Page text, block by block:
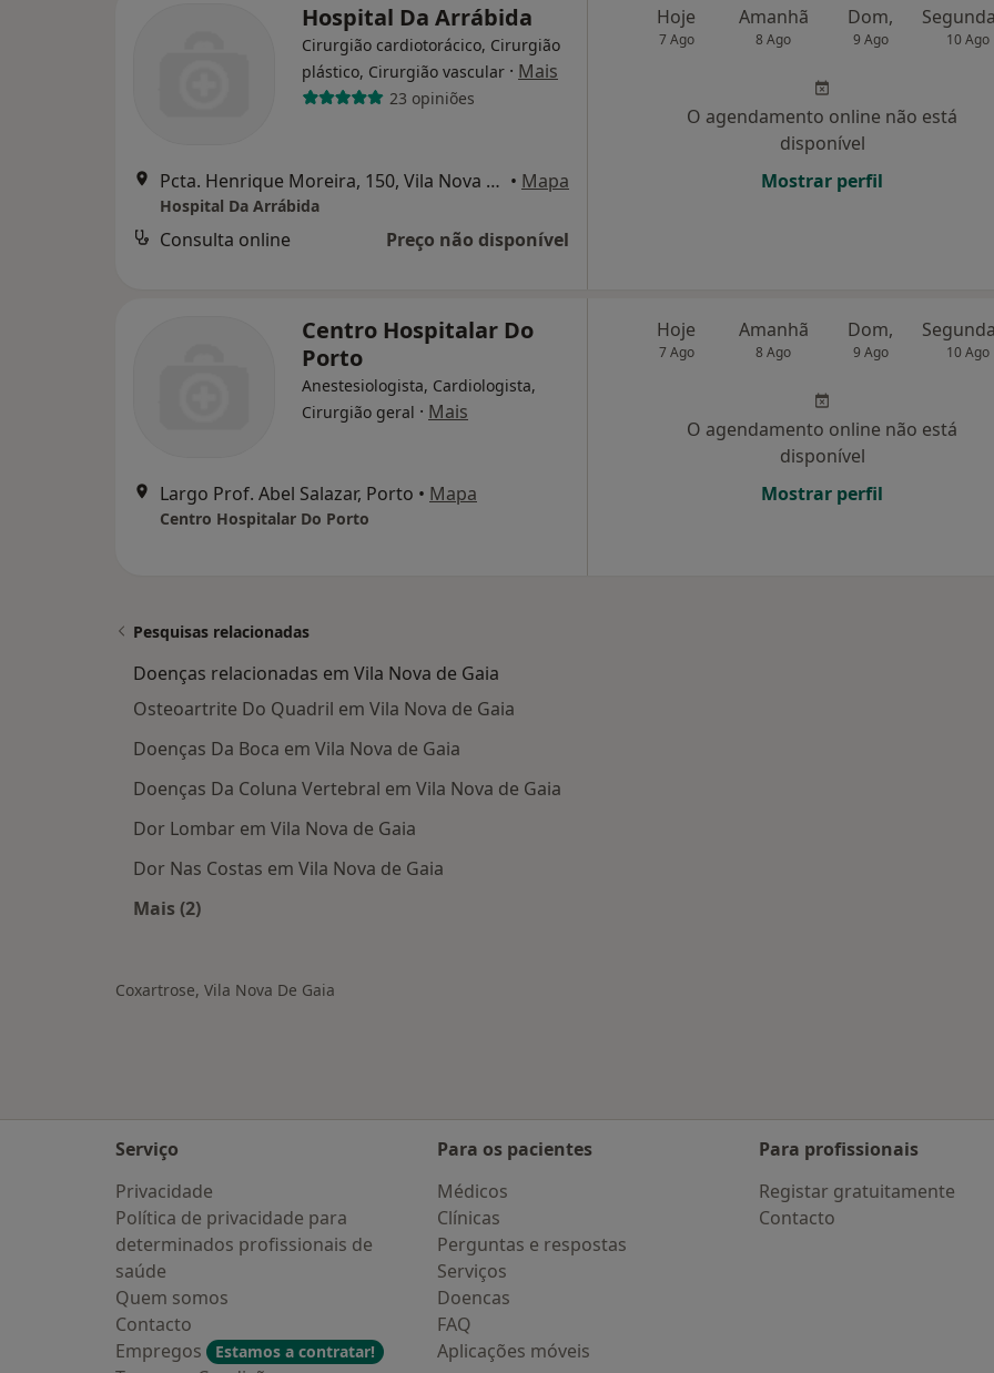
Hospital Da Arrábida
Cirurgião cardiotorácico, Cirurgião
plástico, Cirurgião vascular · Mais
23 opiniões
Pcta. Henrique Moreira, 150, Vila Nova de Gaia • Mapa
Hospital Da Arrábida
Consulta online Preço não disponível
Hoje
7 Ago
Amanhã
8 Ago
Dom,
9 Ago 10 Ago
O agendamento online não está
disponível
Mostrar perfil
Centro Hospitalar Do
Porto
Anestesiologista, Cardiologista,
Cirurgião geral · Mais
Largo Prof. Abel Salazar, Porto • Mapa
Centro Hospitalar Do Porto
Hoje
7 Ago
Amanhã
8 Ago
Dom,
9 Ago 10 Ago
O agendamento online não está
disponível
Mostrar perfil
Pesquisas relacionadas
Doenças relacionadas em Vila Nova de Gaia
Osteoartrite Do Quadril em Vila Nova de Gaia
Doenças Da Boca em Vila Nova de Gaia
Doenças Da Coluna Vertebral em Vila Nova de Gaia
Dor Lombar em Vila Nova de Gaia
Dor Nas Costas em Vila Nova de Gaia
Mais (2)
Coxartrose, Vila Nova De Gaia
Serviço
Privacidade
Política de privacidade para
determinados profissionais de
saúde
Quem somos
Contacto
Empregos
Estamos a contratar!
Para os pacientes
Médicos
Clínicas
Perguntas e respostas
Serviços
Doencas
FAQ
Aplicações móveis
Para profissionais
Registar gratuitamente
Contacto